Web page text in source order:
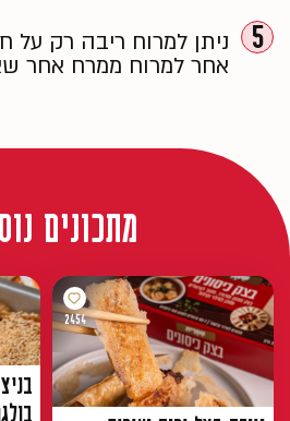
5
ניתן למרוח ריבה רק
אחר למרוח ממרח אחר
מתכונים
2454